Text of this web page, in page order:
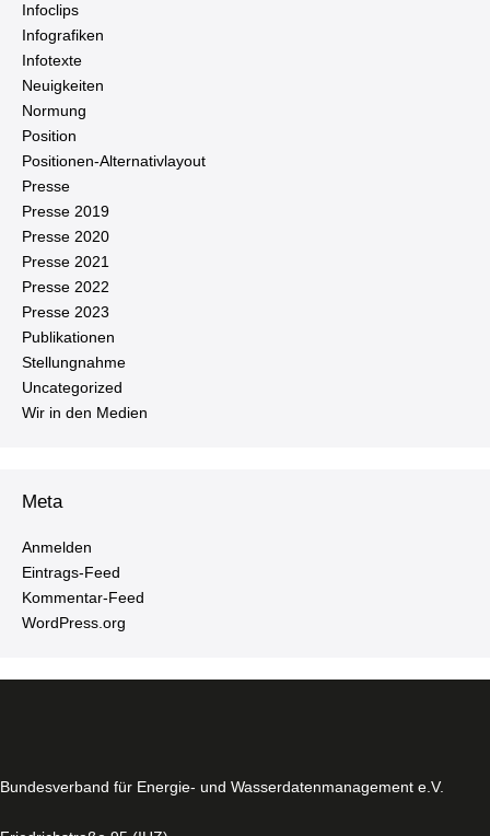
Infoclips
In­fo­gra­fi­ken
Infotexte
Neu­ig­kei­ten
Normung
Position
Po­si­tio­nen-Al­ter­na­tiv­lay­out
Presse
Presse 2019
Presse 2020
Presse 2021
Presse 2022
Presse 2023
Pu­bli­ka­tio­nen
Stel­lung­nah­me
Un­ca­te­go­ri­zed
Wir in den Medien
Meta
Anmelden
Ein­trags-Feed
Kom­men­tar-Feed
WordPress.​org
Bun­des­ver­band für Energie- und Was­ser­da­ten­ma­nage­ment e.V.